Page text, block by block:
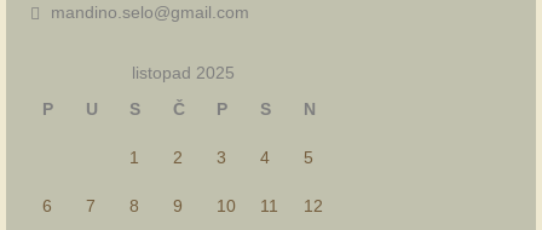
mandino.selo@gmail.com
listopad 2025
P
U S Č P S N
1 2 3 4 5
6 7 8 9 10 11 12